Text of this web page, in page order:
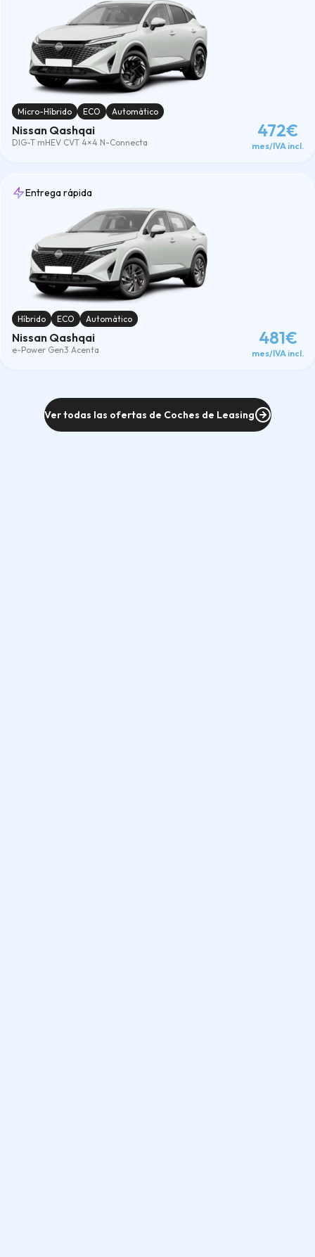
Micro-Híbrido ECO Automático
Nissan Qashqai
DIG-T mHEV CVT 4×4 N-Connecta
472€
mes/IVA incl.
Entrega rápida
Híbrido ECO Automático
Nissan Qashqai
e-Power Gen3 Acenta
481€
mes/IVA incl.
Ver todas las ofertas de Coches de Leasing